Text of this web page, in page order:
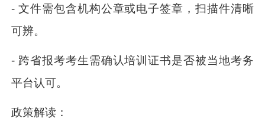
- 文件需包含机构公章或电子签章，扫描件清晰
可辨。
- 跨省报考考生需确认培训证书是否被当地考务
平台认可。
政策解读：